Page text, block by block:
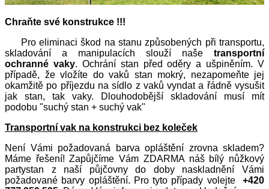
Chraňte své konstrukce !!!
Pro eliminaci škod na stanu způsobených při transportu,
skladování a manipulacích slouží naše transportní
ochranné vaky. Ochrání stan před oděry a ušpiněním. V
případě, že vložíte do vaků stan mokrý, nezapomeňte jej
okamžitě po příjezdu na sídlo z vaků vyndat a řádně vysušit
jak stan, tak vaky. Dlouhodobější skladování musí mít
podobu "suchý stan + suchý vak"
Transportní vak na konstrukci bez koleček
Není Vámi požadovaná barva opláštění zrovna skladem?
Máme řešení! Zapůjčíme Vám ZDARMA náš bílý nůžkový
partystan z naší půjčovny do doby naskladnění Vámi
požadované barvy opláštění. Pro tyto případy volejte +420